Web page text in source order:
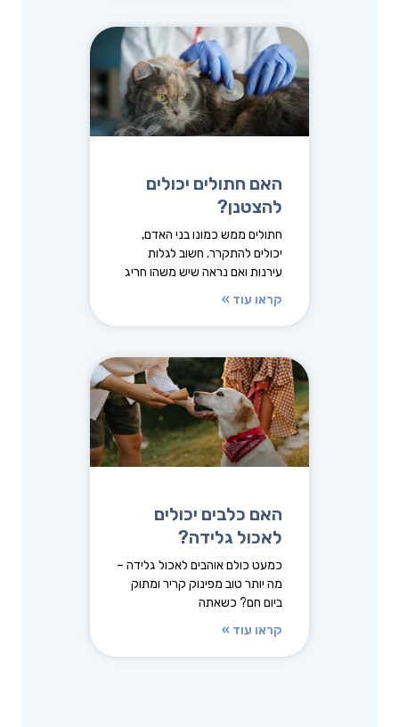
האם חתולים יכולים
להצטנן?
חתולים ממש כמונו בני האדם,
יכולים להתקרר. חשוב לגלות
עירנות ואם נראה שיש משהו חריג
קראו עוד »
האם כלבים יכולים
לאכול גלידה?
כמעט כולם אוהבים לאכול גלידה –
מה יותר טוב מפינוק קריר ומתוק
ביום חם? כשאתה
קראו עוד »